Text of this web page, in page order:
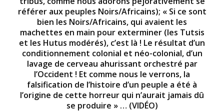
référer aux peuples Noirs/Africains); « Si ce sont
bien les Noirs/Africains, qui avaient les
machettes en main pour exterminer (les Tutsis
et les Hutus modérés), c’est là ! Le résultat d’un
conditionnement colonial et néo-colonial, d’un
lavage de cerveau ahurissant orchestré par
l’Occident ! Et comme nous le verrons, la
falsification de l’histoire d’un peuple a été à
l’origine de cette horreur qui n’aurait jamais dû
se produire » … (VIDÉO)